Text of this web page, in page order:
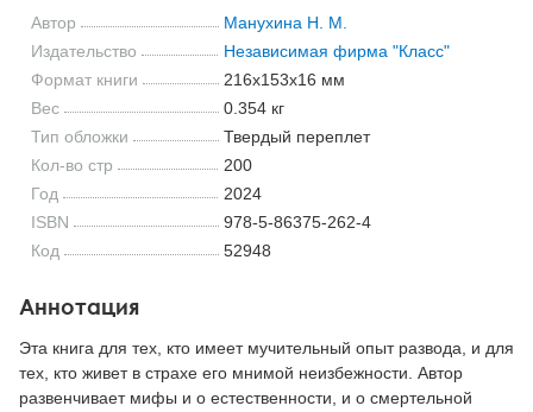
Автор
Манухина Н. М.
Издательство
Независимая фирма "Класс"
Формат книги
216x153x16 мм
Вес
0.354 кг
Тип обложки
Твердый переплет
Кол-во стр
200
Год
2024
ISBN
978-5-86375-262-4
Код
52948
Аннотация
Эта книга для тех, кто имеет мучительный опыт развода, и для
тех, кто живет в страхе его мнимой неизбежности. Автор
развенчивает мифы и о естественности, и о смертельной